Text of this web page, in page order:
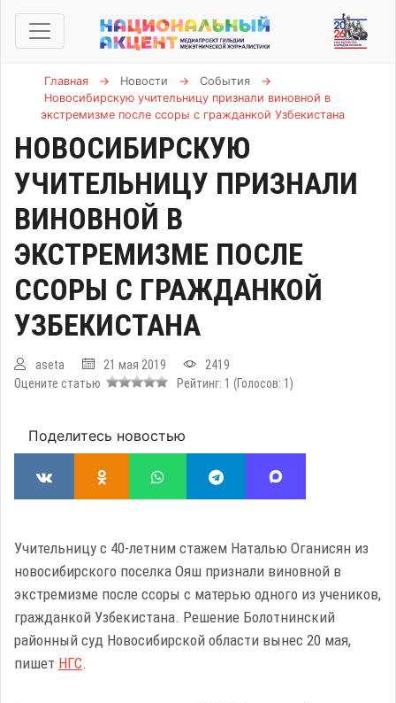
Главная → Новости → События
→
Новосибирскую учительницу признали виновной в
экстремизме после ссоры с гражданкой Узбекистана
НОВОСИБИРСКУЮ
УЧИТЕЛЬНИЦУ ПРИЗНАЛИ
ВИНОВНОЙ В
ЭКСТРЕМИЗМЕ ПОСЛЕ
ССОРЫ С ГРАЖДАНКОЙ
УЗБЕКИСТАНА
aseta 21 мая 2019
2419
Оцените статью
Рейтинг: 1 (Голосов: 1 )
Поделитесь новостью
Учительницу с 40-летним стажем Наталью Оганисян из
новосибирского поселка Ояш признали виновной в
экстремизме после ссоры с матерью одного из учеников,
гражданкой Узбекистана. Решение Болотнинский
районный суд Новосибирской области вынес 20 мая,
пишет НГС.